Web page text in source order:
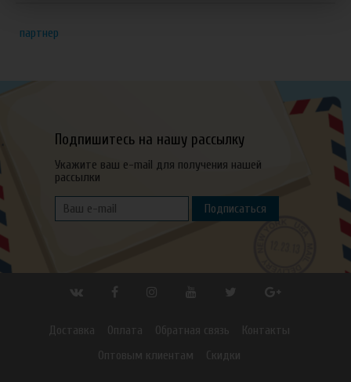
партнер
Подпишитесь на нашу рассылку
Укажите ваш e-mail для получения нашей
рассылки
Подписаться
Доставка Оплата Обратная связь
Контакты
Оптовым клиентам
Скидки